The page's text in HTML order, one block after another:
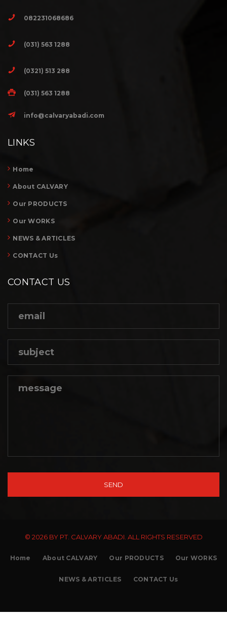
082231068686
(031) 563 1288
(0321) 513 288
(031) 563 1288
info@calvaryabadi.com
LINKS
Home
About CALVARY
Our PRODUCTS
Our WORKS
NEWS & ARTICLES
CONTACT Us
CONTACT US
© 2026 BY PT. CALVARY ABADI. ALL RIGHTS RESERVED
Home About CALVARY Our PRODUCTS Our WORKS
NEWS & ARTICLES CONTACT Us